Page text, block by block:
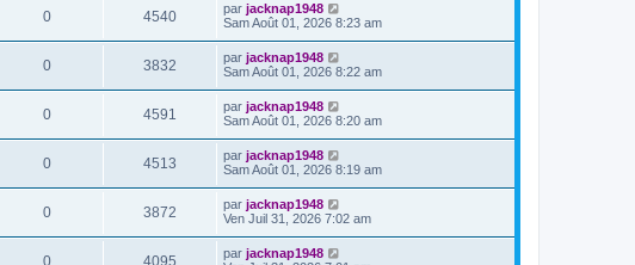
0 4540 par jacknap1948
Sam Août 01, 2026 8:23 am
0 3832 par jacknap1948
Sam Août 01, 2026 8:22 am
0 4591 par jacknap1948
Sam Août 01, 2026 8:20 am
0 4513 par jacknap1948
Sam Août 01, 2026 8:19 am
0 3872 par jacknap1948
Ven Juil 31, 2026 7:02 am
0 4095 par jacknap1948